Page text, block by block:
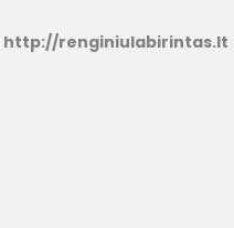
http://renginiulabirintas.lt